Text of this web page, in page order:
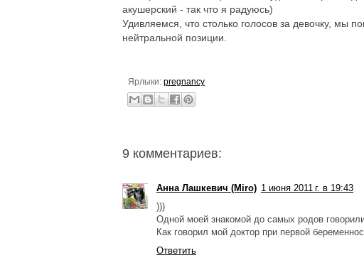
акушерский - так что я радуюсь)
Удивляемся, что столько голосов за девочку, мы
нейтральной позиции.
Ярлыки: pregnancy
9 комментариев:
Анна Лашкевич (Miro) 1 июня 2011 г. в 19:43
)))
Одной моей знакомой до самых родов
Как говорил мой доктор при первой
Ответить